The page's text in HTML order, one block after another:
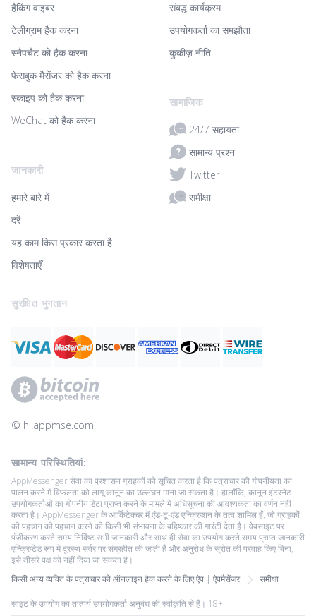
हैकिंग वाइबर
टेलीग्राम हैक करना
स्नैपचैट को हैक करना
फेसबुक मैसेंजर को हैक करना
स्काइप को हैक करना
WeChat को हैक करना
जानकारी
हमारे बारे में
दरें
यह काम किस प्रकार करता है
विशेषताएँ
संबद्ध कार्यक्रम
उपयोगकर्ता का समझौता
कुकीज़ नीति
सामाजिक
24/7 सहायता
सामान्य प्रश्न
Twitter
समीक्षा
सुरक्षित भुगतान
© ‌hi.appmse.com
सामान्य परिस्थितियां:
AppMessenger सेवा का प्रशासन ग्राहकों को सूचित करता है कि पत्राचार की गोपनीयता का
पालन करने में विफलता को लागू कानून का उल्लंघन माना जा सकता है। हालाँकि, कानून इंटरनेट
उपयोगकर्ताओं का गोपनीय डेटा प्राप्त करने के मामले में अधिसूचना की आवश्यकता का वर्णन नहीं
करता है। AppMessenger के आर्किटेक्चर में एंड-टू-एंड एन्क्रिप्शन के तत्व शामिल हैं, जो ग्राहकों
की पहचान की पहचान करने की किसी भी संभावना के बहिष्कार की गारंटी देता है। वेबसाइट पर
पंजीकरण करते समय निर्दिष्ट सभी जानकारी और साथ ही सेवा का उपयोग करते समय प्राप्त जानकारी
एन्क्रिप्टेड रूप में दूरस्थ सर्वर पर संग्रहीत की जाती है और अनुरोध के स्रोत की परवाह किए बिना,
इसे तीसरे पक्ष को नहीं दिया जा सकता है।
किसी अन्य व्यक्ति के पत्राचार को ऑनलाइन हैक करने के लिए ऐप | ऐपमैसेंजर
समीक्षा
साइट के उपयोग का तात्पर्य उपयोगकर्ता अनुबंध की स्वीकृति से है। 18+